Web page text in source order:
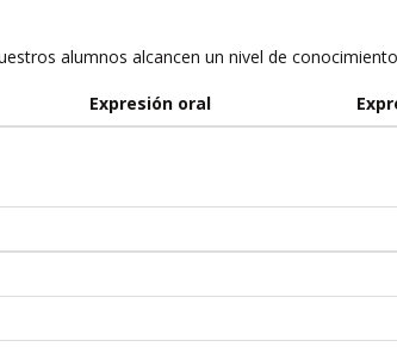
alumnos alcancen un nivel de
Expresión oral